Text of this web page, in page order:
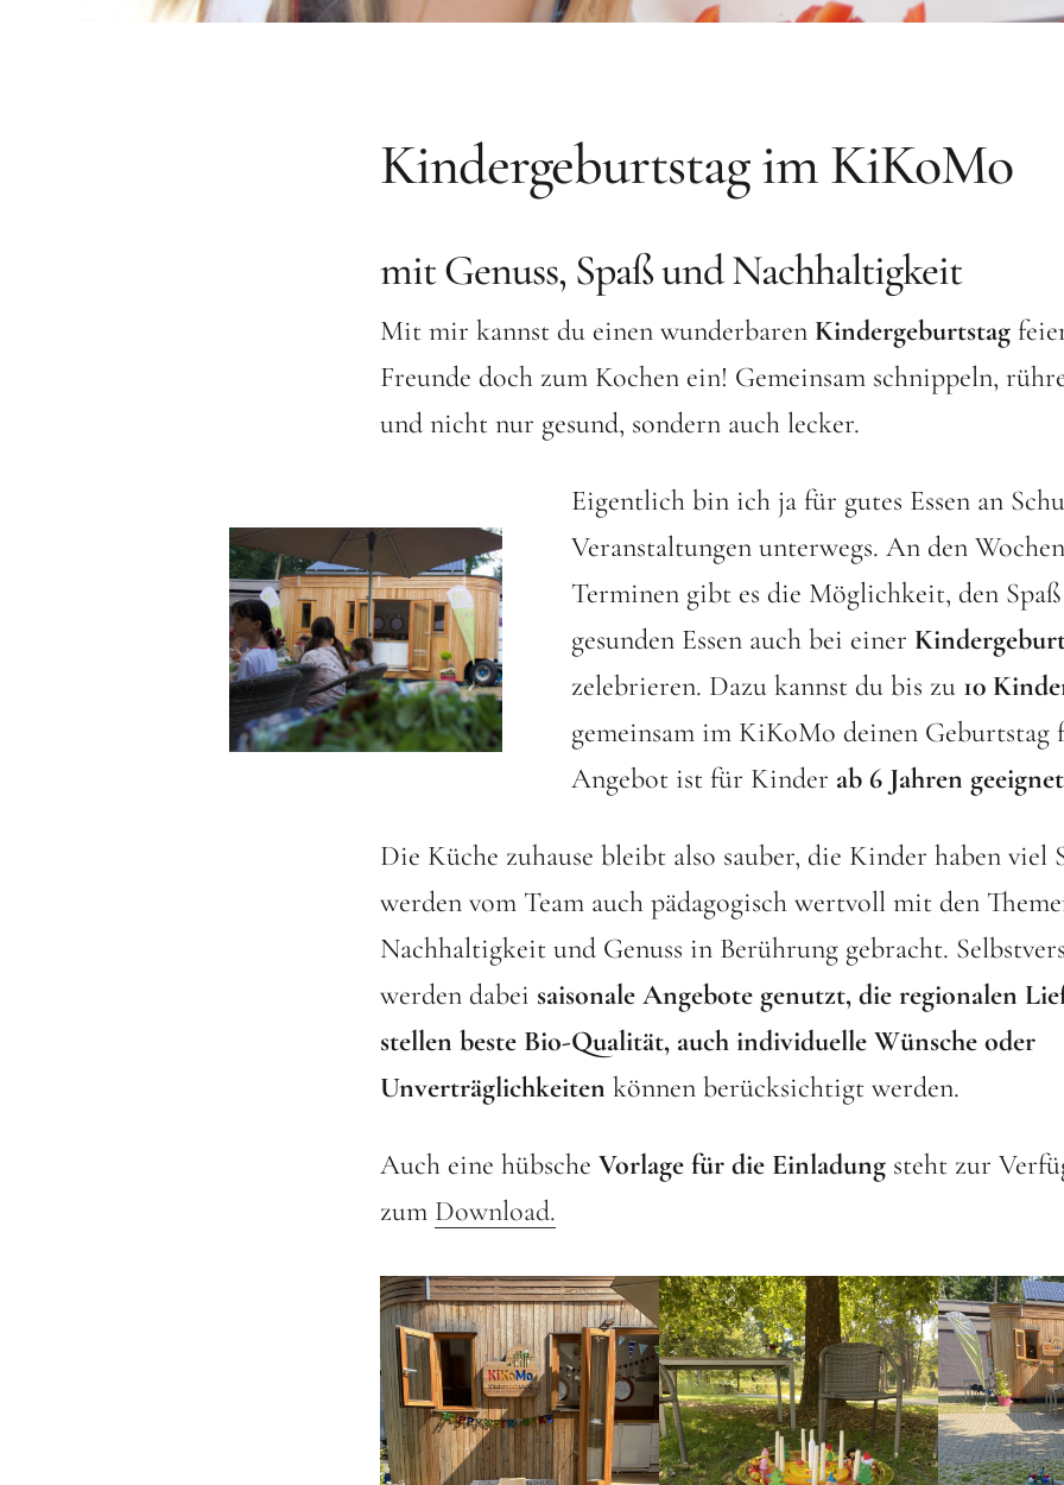
Kindergeburtstag im KiKoMo
mit Genuss, Spaß und Nachhaltigkeit
Mit mir kannst du einen wunderbaren Kindergeburtstag
Freunde doch zum Kochen ein! Gemeinsam schnippeln,
und nicht nur gesund, sondern auch lecker.
Eigentlich bin ich ja für gutes Essen an
Veranstaltungen unterwegs. An den
Terminen gibt es die Möglichkeit, den
gesunden Essen auch bei einer
zelebrieren. Dazu kannst du bis zu 10
gemeinsam im KiKoMo deinen Geburtstag
Angebot ist für Kinder ab 6 Jahren
Die Küche zuhause bleibt also sauber, die Kinder haben viel
werden vom Team auch pädagogisch wertvoll mit den
Nachhaltigkeit und Genuss in Berührung gebracht.
werden dabei saisonale Angebote genutzt, die regionalen
stellen beste Bio-Qualität, auch individuelle Wünsche oder
Unverträglichkeiten können berücksichtigt werden.
Auch eine hübsche Vorlage für die Einladung steht zur
zum Download.